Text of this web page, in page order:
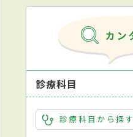
診療科目
診療科目から探す